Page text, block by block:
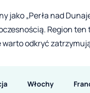
jako „Perła nad
Region
odkryć
Włochy